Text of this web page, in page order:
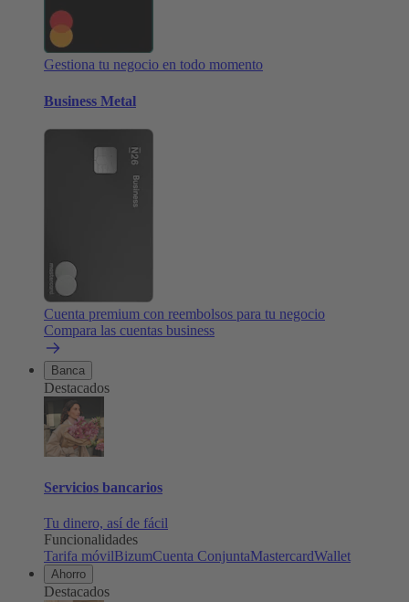
Gestiona tu negocio en todo momento
Business Metal
Cuenta premium con reembolsos para tu negocio
Compara las cuentas business
Banca
Destacados
Servicios bancarios
Tu dinero, así de fácil
Funcionalidades
Tarifa móvilBizumCuenta ConjuntaMastercardWallet
Ahorro
Destacados